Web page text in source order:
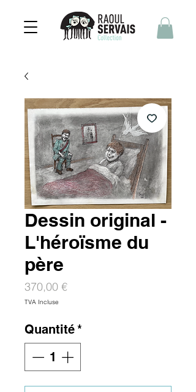
Dessin original -
L'héroïsme du
père
370,00 €Prix
TVA Incluse
Quantité*